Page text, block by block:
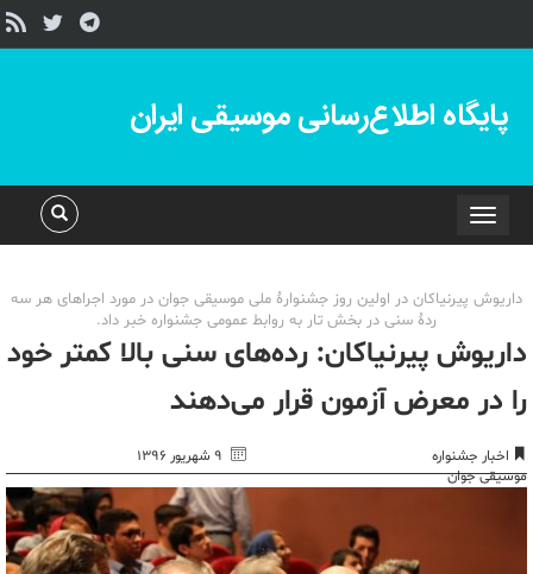
پایگاه اطلاع‌رسانی موسیقی ایران
Toggle
navigation
داریوش پیرنیاکان در اولین روز جشنوارۀ ملی موسیقی جوان در مورد اجراهای هر سه
ردۀ سنی در بخش تار به روابط عمومی جشنواره خبر داد.
داریوش پیرنیاکان: رده‌های سنی بالا کمتر خود
را در معرض آزمون قرار می‌دهند
اخبار جشنواره
موسیقی جوان
۹ شهریور ۱۳۹۶